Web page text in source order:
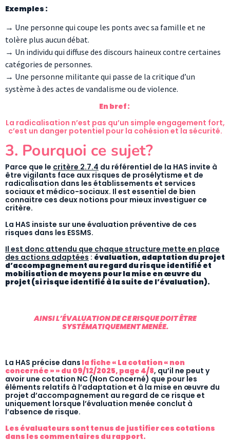
Exemples :
→ Une personne qui coupe les ponts avec sa famille et ne
tolère plus aucun débat.
→ Un individu qui diffuse des discours haineux contre certaines
catégories de personnes.
→ Une personne militante qui passe de la critique d’un
système à des actes de vandalisme ou de violence.
En bref :
La radicalisation n’est pas qu’un simple engagement fort,
c’est un danger potentiel pour la cohésion et la sécurité.
3. Pourquoi ce sujet?
Parce que le critère 2.7.4 du référentiel de la HAS invite à
être vigilants face aux risques de prosélytisme et de
radicalisation dans les établissements et services
sociaux et médico-sociaux. Il est essentiel de bien
connaitre ces deux notions pour mieux investiguer ce
critère.
La HAS insiste sur une évaluation préventive de ces
risques dans les ESSMS.
Il est donc attendu que chaque structure mette en place
des actions adaptées : évaluation, adaptation du projet
d’accompagnement au regard du risque identifié et
mobilisation de moyens pour la mise en œuvre du
projet (si risque identifié à la suite de l’évaluation).
AINSI L’ÉVALUATION DE CE RISQUE DOIT ÊTRE
SYSTÉMATIQUEMENT MENÉE.
La HAS précise dans la fiche « La cotation « non
concernée » » du 09/12/2025, page 4/8, qu’il ne peut y
avoir une cotation NC (Non Concerné) que pour les
éléments relatifs à l’adaptation et à la mise en œuvre du
projet d’accompagnement au regard de ce risque et
uniquement lorsque l’évaluation menée conclut à
l’absence de risque.
Les évaluateurs sont tenus de justifier ces cotations
dans les commentaires du rapport.